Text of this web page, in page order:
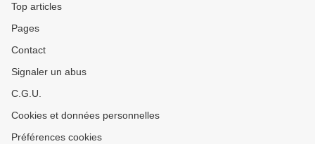
Top articles
Pages
Contact
Signaler un abus
C.G.U.
Cookies et données personnelles
Préférences cookies